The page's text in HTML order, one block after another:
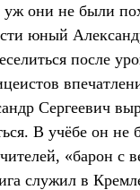
они не были
юный
после
Сергеевич
В учёбе он
«барон с
служил в